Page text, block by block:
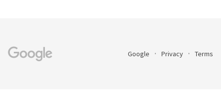
Google Privacy Terms